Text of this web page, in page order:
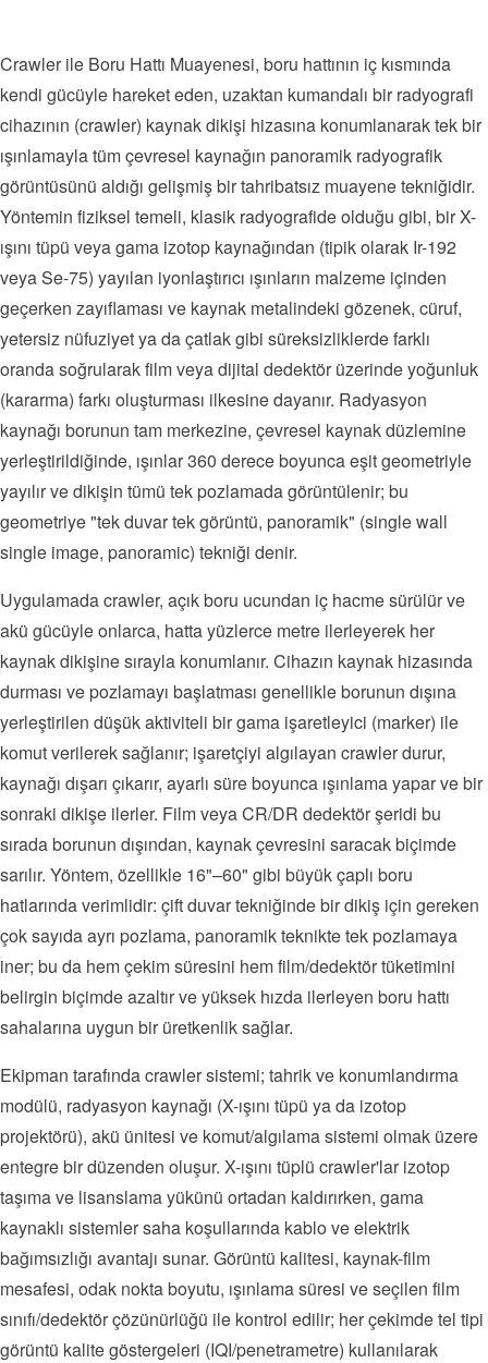
Crawler ile Boru Hattı Muayenesi, boru hattının iç kısmında
kendi gücüyle hareket eden, uzaktan kumandalı bir radyografi
cihazının (crawler) kaynak dikişi hizasına konumlanarak tek bir
ışınlamayla tüm çevresel kaynağın panoramik radyografik
görüntüsünü aldığı gelişmiş bir tahribatsız muayene tekniğidir.
Yöntemin fiziksel temeli, klasik radyografide olduğu gibi, bir X-
ışını tüpü veya gama izotop kaynağından (tipik olarak Ir-192
veya Se-75) yayılan iyonlaştırıcı ışınların malzeme içinden
geçerken zayıflaması ve kaynak metalindeki gözenek, cüruf,
yetersiz nüfuziyet ya da çatlak gibi süreksizliklerde farklı
oranda soğrularak film veya dijital dedektör üzerinde yoğunluk
(kararma) farkı oluşturması ilkesine dayanır. Radyasyon
kaynağı borunun tam merkezine, çevresel kaynak düzlemine
yerleştirildiğinde, ışınlar 360 derece boyunca eşit geometriyle
yayılır ve dikişin tümü tek pozlamada görüntülenir; bu
geometriye "tek duvar tek görüntü, panoramik" (single wall
single image, panoramic) tekniği denir.
Uygulamada crawler, açık boru ucundan iç hacme sürülür ve
akü gücüyle onlarca, hatta yüzlerce metre ilerleyerek her
kaynak dikişine sırayla konumlanır. Cihazın kaynak hizasında
durması ve pozlamayı başlatması genellikle borunun dışına
yerleştirilen düşük aktiviteli bir gama işaretleyici (marker) ile
komut verilerek sağlanır; işaretçiyi algılayan crawler durur,
kaynağı dışarı çıkarır, ayarlı süre boyunca ışınlama yapar ve bir
sonraki dikişe ilerler. Film veya CR/DR dedektör şeridi bu
sırada borunun dışından, kaynak çevresini saracak biçimde
sarılır. Yöntem, özellikle 16"–60" gibi büyük çaplı boru
hatlarında verimlidir: çift duvar tekniğinde bir dikiş için gereken
çok sayıda ayrı pozlama, panoramik teknikte tek pozlamaya
iner; bu da hem çekim süresini hem film/dedektör tüketimini
belirgin biçimde azaltır ve yüksek hızda ilerleyen boru hattı
sahalarına uygun bir üretkenlik sağlar.
Ekipman tarafında crawler sistemi; tahrik ve konumlandırma
modülü, radyasyon kaynağı (X-ışını tüpü ya da izotop
projektörü), akü ünitesi ve komut/algılama sistemi olmak üzere
entegre bir düzenden oluşur. X-ışını tüplü crawler'lar izotop
taşıma ve lisanslama yükünü ortadan kaldırırken, gama
kaynaklı sistemler saha koşullarında kablo ve elektrik
bağımsızlığı avantajı sunar. Görüntü kalitesi, kaynak-film
mesafesi, odak nokta boyutu, ışınlama süresi ve seçilen film
sınıfı/dedektör çözünürlüğü ile kontrol edilir; her çekimde tel tipi
görüntü kalite göstergeleri (IQI/penetrametre) kullanılarak